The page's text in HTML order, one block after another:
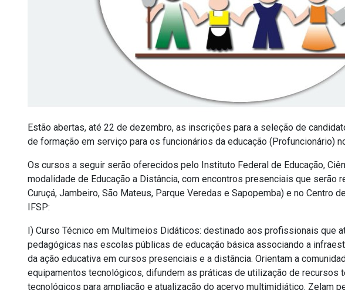
Estão abertas, até 22 de dezembro, as inscrições para a seleção de
de formação em serviço para os funcionários da educação (Profuncionário)
Os cursos a seguir serão oferecidos pelo Instituto Federal de Educação,
modalidade de Educação a Distância, com encontros presenciais que serão
Curuçá, Jambeiro, São Mateus, Parque Veredas e Sapopemba) e no Centro
IFSP:
I) Curso Técnico em Multimeios Didáticos: destinado aos profissionais que
pedagógicas nas escolas públicas de educação básica associando a
da ação educativa em cursos presenciais e a distância. Orientam a
equipamentos tecnológicos, difundem as práticas de utilização de recursos
tecnológicos para ampliação e atualização do acervo multimidiático. Zelam